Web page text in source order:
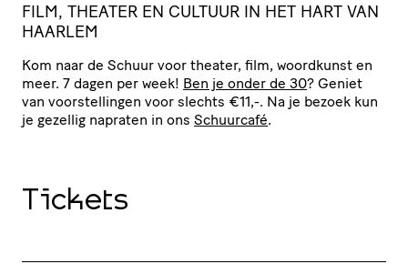
FILM, THEATER EN CULTUUR IN HET HART VAN
HAARLEM
Kom naar de Schuur voor theater, film, woordkunst en
meer. 7 dagen per week! Ben je onder de 30? Geniet
van voor­stel­lingen voor slechts €11,-. Na je bezoek kun
je gezellig napraten in ons Schuurcafé.
Tickets